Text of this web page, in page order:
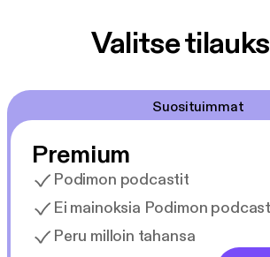
Valitse
Suosituimmat
Premium
Podimon podcastit
Ei mainoksia Podimon
Peru milloin tahansa